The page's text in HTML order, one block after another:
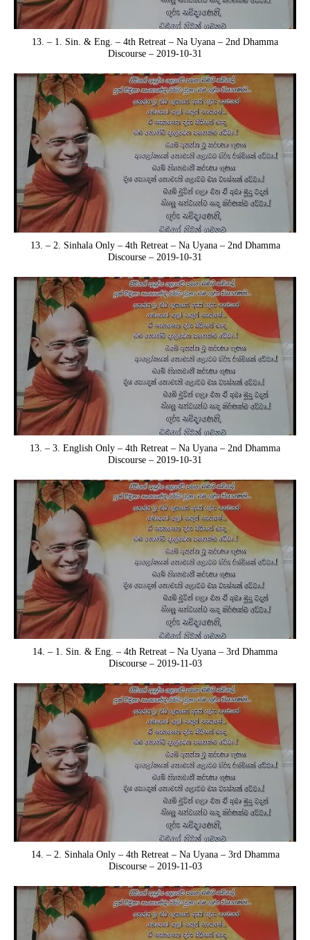
13. – 1. Sin. & Eng. – 4th Retreat – Na Uyana – 2nd Dhamma
Discourse – 2019-10-31
13. – 2. Sinhala Only – 4th Retreat – Na Uyana – 2nd Dhamma
Discourse – 2019-10-31
13. – 3. English Only – 4th Retreat – Na Uyana – 2nd Dhamma
Discourse – 2019-10-31
14. – 1. Sin. & Eng. – 4th Retreat – Na Uyana – 3rd Dhamma
Discourse – 2019-11-03
14. – 2. Sinhala Only – 4th Retreat – Na Uyana – 3rd Dhamma
Discourse – 2019-11-03